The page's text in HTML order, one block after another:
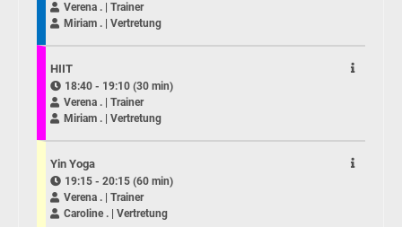
Verena . | Trainer
Miriam . | Vertretung
HIIT
18:40 - 19:10 (30 min)
Verena . | Trainer
Miriam . | Vertretung
Yin Yoga
19:15 - 20:15 (60 min)
Verena . | Trainer
Caroline . | Vertretung